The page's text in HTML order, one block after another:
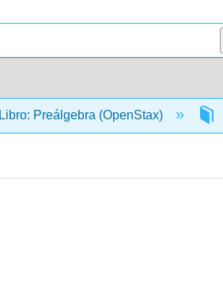
Libro: Preálgebra (OpenStax)